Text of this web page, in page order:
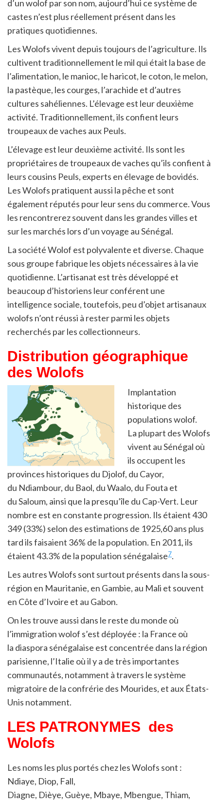
d’un wolof par son nom, aujourd’hui ce système de
castes n’est plus réellement présent dans les
pratiques quotidiennes.
Les Wolofs vivent depuis toujours de l’agriculture. Ils
cultivent traditionnellement le mil qui était la base de
l’alimentation, le manioc, le haricot, le coton, le melon,
la pastèque, les courges, l’arachide et d’autres
cultures sahéliennes. L’élevage est leur deuxième
activité. Traditionnellement, ils confient leurs
troupeaux de vaches aux Peuls.
L’élevage est leur deuxième activité. Ils sont les
propriétaires de troupeaux de vaches qu’ils confient à
leurs cousins Peuls, experts en élevage de bovidés.
Les Wolofs pratiquent aussi la pêche et sont
également réputés pour leur sens du commerce. Vous
les rencontrerez souvent dans les grandes villes et
sur les marchés lors d’un voyage au Sénégal.
La société Wolof est polyvalente et diverse. Chaque
sous groupe fabrique les objets nécessaires à la vie
quotidienne. L’artisanat est très développé et
beaucoup d’historiens leur conférent une
intelligence sociale, toutefois, peu d’objet artisanaux
wolofs n’ont réussi à rester parmi les objets
recherchés par les collectionneurs.
Distribution géographique
des Wolofs
Implantation
historique des
populations wolof.
La plupart des Wolofs
vivent au Sénégal où
ils occupent les
provinces historiques du Djolof, du Cayor,
du Ndiambour, du Baol, du Waalo, du Fouta et
du Saloum, ainsi que la presqu’île du Cap-Vert. Leur
nombre est en constante progression. Ils étaient 430
349 (33%) selon des estimations de 1925,60 ans plus
tard ils faisaient 36% de la population. En 2011, ils
étaient 43.3% de la population sénégalaise7.
Les autres Wolofs sont surtout présents dans la sous-
région en Mauritanie, en Gambie, au Mali et souvent
en Côte d’Ivoire et au Gabon.
On les trouve aussi dans le reste du monde où
l’immigration wolof s’est déployée : la France où
la diaspora sénégalaise est concentrée dans la région
parisienne, l’Italie où il y a de très importantes
communautés, notamment à travers le système
migratoire de la confrérie des Mourides, et aux États-
Unis notamment.
LES PATRONYMES des
Wolofs
Les noms les plus portés chez les Wolofs sont :
Ndiaye, Diop, Fall,
Diagne, Dièye, Guèye, Mbaye, Mbengue, Thiam,